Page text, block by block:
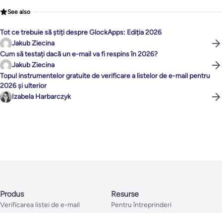
See also
Tot ce trebuie să știți despre GlockApps: Ediția 2026
Jakub Ziecina
Cum să testați dacă un e-mail va fi respins în 2026?
Jakub Ziecina
Topul instrumentelor gratuite de verificare a listelor de e-mail pentru
2026 și ulterior
Izabela Harbarczyk
Produs
Verificarea listei de e-mail
Resurse
Pentru întreprinderi